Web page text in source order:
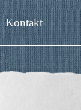
Kontakt